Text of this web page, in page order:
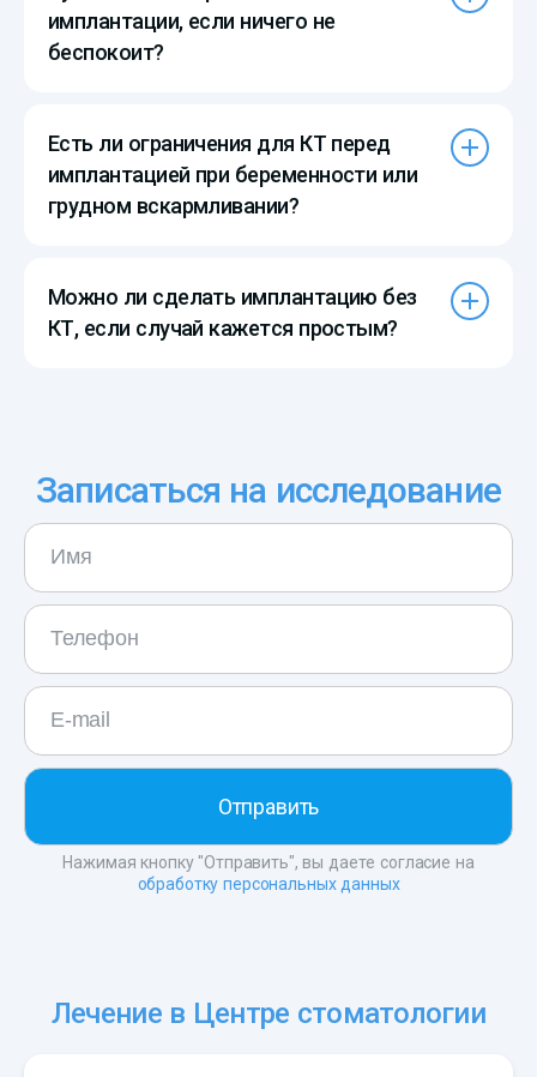
имплантации, если ничего не
беспокоит?
Есть ли ограничения для КТ перед
имплантацией при беременности или
грудном вскармливании?
Можно ли сделать имплантацию без
КТ, если случай кажется простым?
Записаться на исследование
Нажимая кнопку "Отправить", вы даете согласие на
обработку персональных данных
Лечение в Центре стоматологии